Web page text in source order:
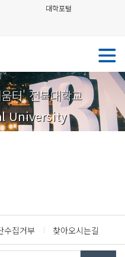
대학포털
터' 전북대학교
University
수집거부 찾아오시는길